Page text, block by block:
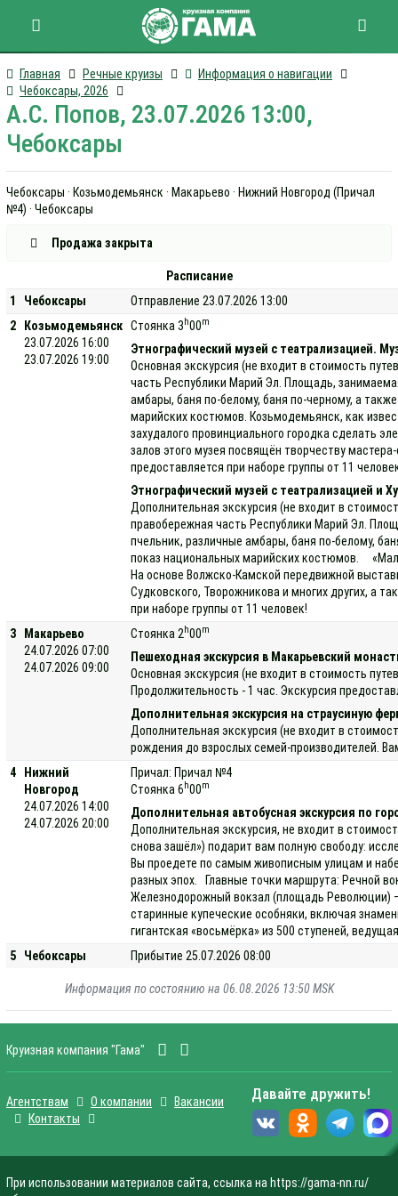
Главная Речные круизы
Информация о навигации
Чебоксары, 2026
А.С. Попов, 23.07.2026 13:00,
Чебоксары
Чебоксары · Козьмодемьянск · Макарьево · Нижний Новгород (Причал
№4) · Чебоксары
Продажа закрыта
Расписание
1
Чебоксары
Отправление 23.07.2026 13:00
2
Козьмодемьянск
23.07.2026 16:00
23.07.2026 19:00
Стоянка 3 h00m
Этнографический музей с театрализацией.
Основная экскурсия (не входит в стоимость
часть Республики Марий Эл. Площадь,
амбары, баня по-белому, баня по-черному, а
марийских костюмов. Козьмодемьянск, как
захудалого провинциального городка сделать
залов этого музея посвящён творчеству
предоставляется при наборе группы от 11
Этнографический музей с театрализацией и
Дополнительная экскурсия (не входит в
правобережная часть Республики Марий Эл.
пчельник, различные амбары, баня по-белому,
показ национальных марийских костюмов.
На основе Волжско-Камской передвижной
Судковского, Творожникова и многих других, а
при наборе группы от 11 человек!
3
Макарьево
24.07.2026 07:00
24.07.2026 09:00
Стоянка 2 h00m
Пешеходная экскурсия в Макарьевский
Основная экскурсия (не входит в стоимость
Продолжительность - 1 час. Экскурсия
Дополнительная экскурсия на страусиную
Дополнительная экскурсия (не входит в
рождения до взрослых семей-производителей.
4
Нижний
Новгород
24.07.2026 14:00
24.07.2026 20:00
Причал: Причал №4
Стоянка 6 h00m
Дополнительная автобусная экскурсия по
Дополнительная экскурсия, не входит в
снова зашёл») подарит вам полную свободу:
Вы проедете по самым живописным улицам и
разных эпох. Главные точки маршрута: Речной
Железнодорожный вокзал (площадь Революции)
старинные купеческие особняки, включая
гигантская «восьмёрка» из 500 ступеней,
5
Чебоксары Прибытие 25.07.2026 08:00
Информация по состоянию на 06.08.2026 13:50 MSK
Круизная компания "Гама"
Агентствам О компании
Вакансии
Контакты
Давайте дружить!
При использовании материалов сайта, ссылка на https://gama-nn.ru/